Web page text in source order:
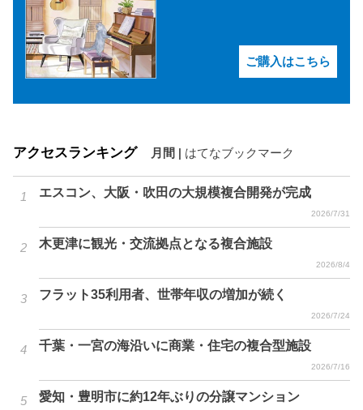
ご購入はこちら
アクセスランキング 月間 はてなブックマーク
エスコン、大阪・吹田の大規模複合開発が完成
2026/7/31
木更津に観光・交流拠点となる複合施設
2026/8/4
フラット35利用者、世帯年収の増加が続く
2026/7/24
千葉・一宮の海沿いに商業・住宅の複合型施設
2026/7/16
愛知・豊明市に約12年ぶりの分譲マンション